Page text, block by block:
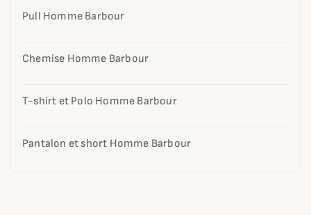
Pull Homme Barbour
Chemise Homme Barbour
T-shirt et Polo Homme Barbour
Pantalon et short Homme Barbour